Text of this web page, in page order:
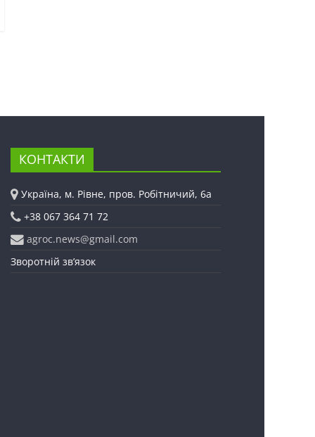
КОНТАКТИ
Україна, м. Рівне, пров. Робітничий, 6а
+38 067 364 71 72
agroc.news@gmail.com
Зворотній зв’язок